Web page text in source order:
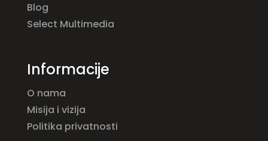
Blog
Select Multimedia
Informacije
O nama
Misija i vizija
Politika privatnosti